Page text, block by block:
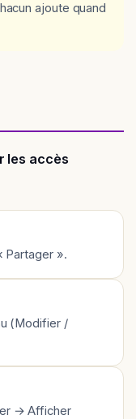
ajoute quand
les accès
Partager ».
(Modifier /
→ Afficher